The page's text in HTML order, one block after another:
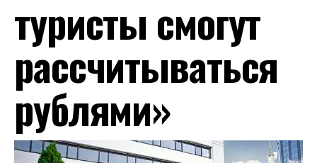
туристы смогут
рассчитываться
рублями»